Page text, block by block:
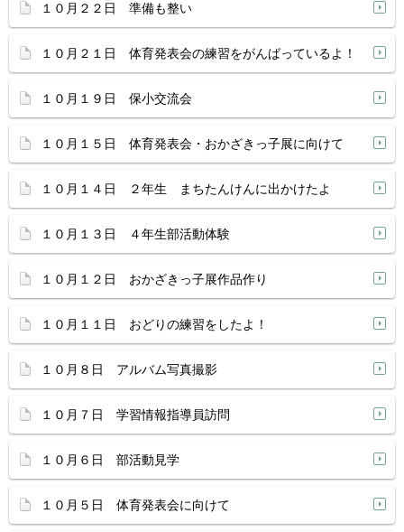
１０月２２日 準備も整い
１０月２１日 体育発表会の練習をがんばっているよ！
１０月１９日 保小交流会
１０月１５日 体育発表会・おかざきっ子展に向けて
１０月１４日 ２年生 まちたんけんに出かけたよ
１０月１３日 ４年生部活動体験
１０月１２日 おかざきっ子展作品作り
１０月１１日 おどりの練習をしたよ！
１０月８日 アルバム写真撮影
１０月７日 学習情報指導員訪問
１０月６日 部活動見学
１０月５日 体育発表会に向けて